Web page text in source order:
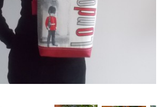
jk-laguna@seznam.cz